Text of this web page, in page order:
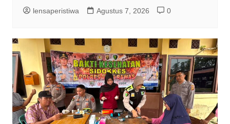
lensaperistiwa Agustus 7, 2026 0